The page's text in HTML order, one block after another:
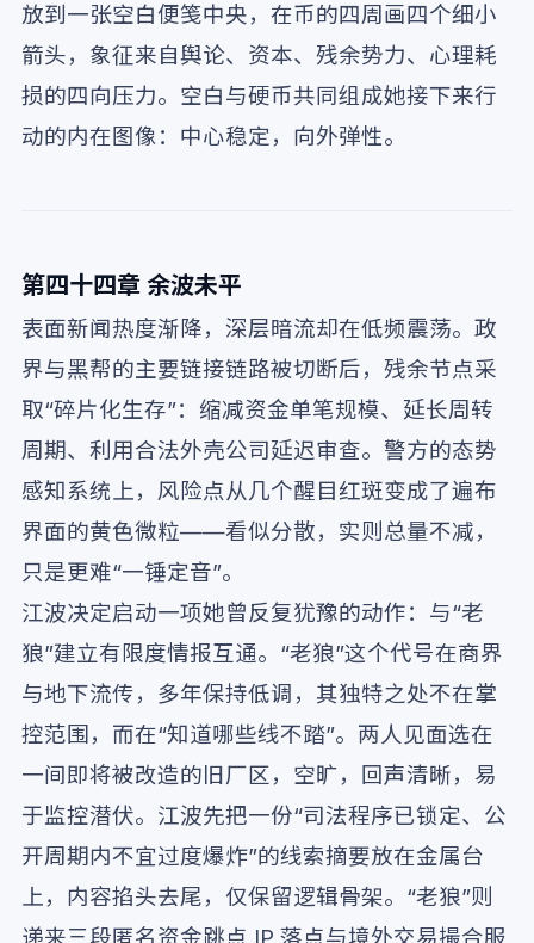
放到一张空白便笺中央，在币的四周画四个细小
箭头，象征来自舆论、资本、残余势力、心理耗
损的四向压力。空白与硬币共同组成她接下来行
动的内在图像：中心稳定，向外弹性。
第四十四章 余波未平
表面新闻热度渐降，深层暗流却在低频震荡。政
界与黑帮的主要链接链路被切断后，残余节点采
取“碎片化生存”：缩减资金单笔规模、延长周转
周期、利用合法外壳公司延迟审查。警方的态势
感知系统上，风险点从几个醒目红斑变成了遍布
界面的黄色微粒——看似分散，实则总量不减，
只是更难“一锤定音”。
江波决定启动一项她曾反复犹豫的动作：与“老
狼”建立有限度情报互通。“老狼”这个代号在商界
与地下流传，多年保持低调，其独特之处不在掌
控范围，而在“知道哪些线不踏”。两人见面选在
一间即将被改造的旧厂区，空旷，回声清晰，易
于监控潜伏。江波先把一份“司法程序已锁定、公
开周期内不宜过度爆炸”的线索摘要放在金属台
上，内容掐头去尾，仅保留逻辑骨架。“老狼”则
递来三段匿名资金跳点 IP 落点与境外交易撮合服